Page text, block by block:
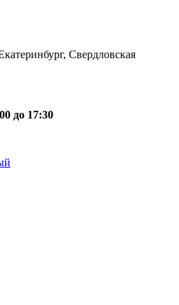
Свердловская
до 17:30